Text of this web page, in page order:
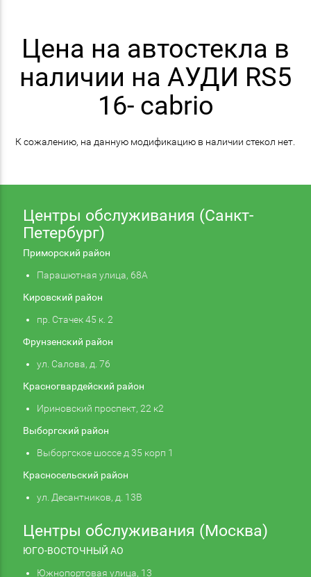
Цена на автостекла в
наличии на АУДИ RS5
16- cabrio
К сожалению, на данную модификацию в наличии стекол нет.
Центры обслуживания (Санкт-
Петербург)
Приморский район
Парашютная улица, 68А
Кировский район
пр. Стачек 45 к. 2
Фрунзенский район
ул. Салова, д. 76
Красногвардейский район
Ириновский проспект, 22 к2
Выборгский район
Выборгское шоссе д 35 корп 1
Красносельский район
ул. Десантников, д. 13В
Центры обслуживания (Москва)
ЮГО-ВОСТОЧНЫЙ АО
Южнопортовая улица, 13